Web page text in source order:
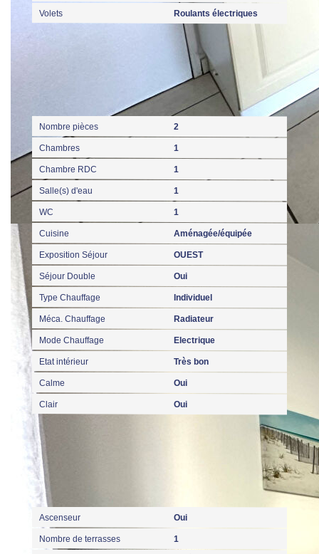
Volets Roulants électriques
Nombre pièces 2
Chambres 1
Chambre RDC 1
Salle(s) d'eau 1
WC 1
Cuisine Aménagée/équipée
Exposition Séjour OUEST
Séjour Double Oui
Type Chauffage Individuel
Méca. Chauffage Radiateur
Mode Chauffage Electrique
Etat intérieur Très bon
Calme Oui
Clair Oui
Autres
Ascenseur Oui
Nombre de terrasses 1